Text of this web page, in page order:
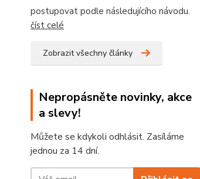
postupovat podle následujícího návodu.
číst celé
Zobrazit všechny články
Nepropásněte novinky, akce
a slevy!
Můžete se kdykoli odhlásit. Zasíláme
jednou za 14 dní.